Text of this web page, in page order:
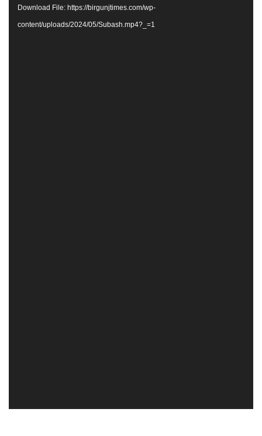
Download File: https://birgunjtimes.com/wp-
content/uploads/2024/05/Subash.mp4?_=1